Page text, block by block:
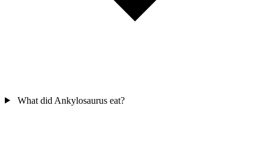
What did Ankylosaurus eat?